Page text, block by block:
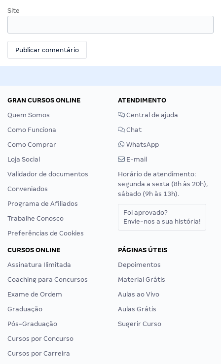
Site
GRAN CURSOS ONLINE
Quem Somos
Como Funciona
Como Comprar
Loja Social
Validador de documentos
Conveniados
Programa de Afiliados
Trabalhe Conosco
Preferências de Cookies
ATENDIMENTO
Central de ajuda
Chat
WhatsApp
E-mail
Horário de atendimento:
segunda a sexta (8h às 20h),
sábado (9h às 13h).
Foi aprovado?
Envie-nos a sua história!
CURSOS ONLINE
Assinatura Ilimitada
Coaching para Concursos
Exame de Ordem
Graduação
Pós-Graduação
Cursos por Concurso
Cursos por Carreira
PÁGINAS ÚTEIS
Depoimentos
Material Grátis
Aulas ao Vivo
Aulas Grátis
Sugerir Curso